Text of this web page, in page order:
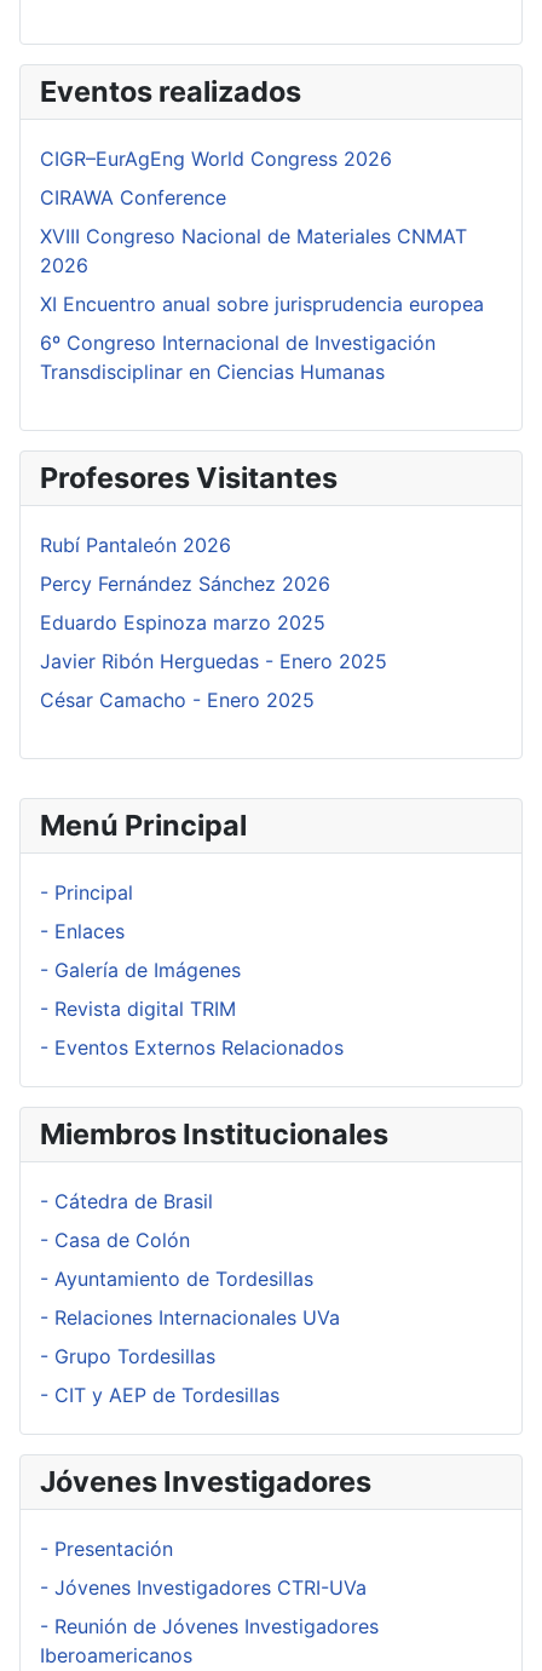
Menú Principal
- Principal
- Enlaces
- Galería de Imágenes
- Revista digital TRIM
- Eventos Externos Relacionados
Miembros Institucionales
- Cátedra de Brasil
- Casa de Colón
- Ayuntamiento de Tordesillas
- Relaciones Internacionales UVa
- Grupo Tordesillas
- CIT y AEP de Tordesillas
Jóvenes Investigadores
- Presentación
- Jóvenes Investigadores CTRI-UVa
- Reunión de Jóvenes Investigadores
Iberoamericanos
Eventos realizados
CIGR–EurAgEng World Congress 2026
CIRAWA Conference
XVIII Congreso Nacional de Materiales CNMAT
2026
XI Encuentro anual sobre jurisprudencia europea
6º Congreso Internacional de Investigación
Transdisciplinar en Ciencias Humanas
Profesores Visitantes
Rubí Pantaleón 2026
Percy Fernández Sánchez 2026
Eduardo Espinoza marzo 2025
Javier Ribón Herguedas - Enero 2025
César Camacho - Enero 2025